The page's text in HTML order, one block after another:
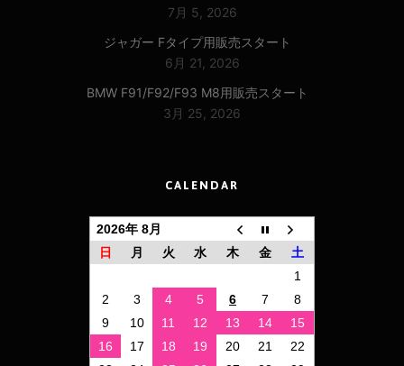
7月 5, 2026
ジャガー Fタイプ用販売スタート
6月 21, 2026
BMW F91/F92/F93 M8用販売スタート
3月 25, 2026
CALENDAR
2026年 8月
日
月 火 水 木 金
土
1
2
3 4 5 6 7
8
9
10 11 12 13 14
15
16
17 18 19 20 21
22